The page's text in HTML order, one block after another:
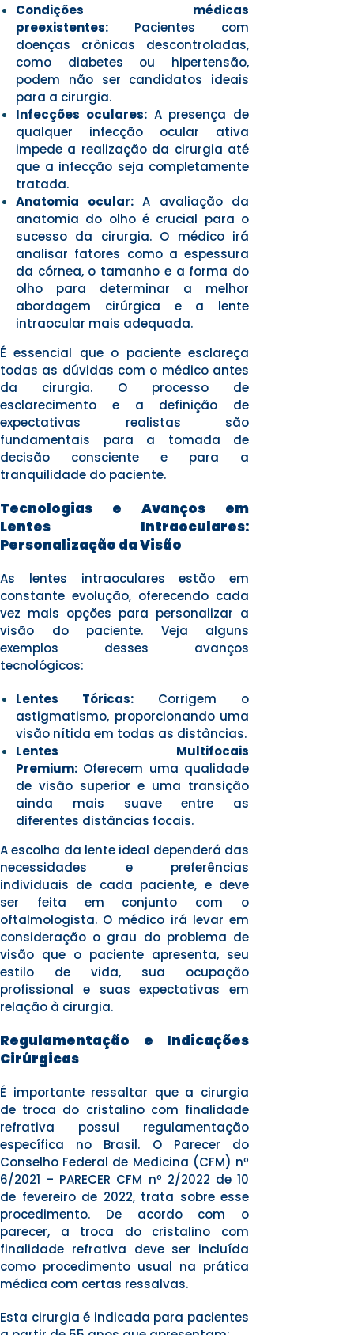
Condições médicas
preexistentes: Pacientes com
doenças crônicas descontroladas,
como diabetes ou hipertensão,
podem não ser candidatos ideais
para a cirurgia.
Infecções oculares:A presença de
qualquer infecção ocular ativa
impede a realização da cirurgia até
que a infecção seja completamente
tratada.
Anatomia ocular:A avaliação da
anatomia do olho é crucial para o
sucesso da cirurgia. O médico irá
analisar fatores como a espessura
da córnea, o tamanho e a forma do
olho para determinar a melhor
abordagem cirúrgica e a lente
intraocular mais adequada.
É essencial que o paciente esclareça
todas as dúvidas com o médico antes
da cirurgia. O processo de
esclarecimento e a definição de
expectativas realistas são
fundamentais para a tomada de
decisão consciente e para a
tranquilidade do paciente.
Tecnologias e Avanços em
Lentes Intraoculares:
Personalização da Visão
As lentes intraoculares estão em
constante evolução, oferecendo cada
vez mais opções para personalizar a
visão do paciente. Veja alguns
exemplos desses avanços
tecnológicos:
Lentes Tóricas: Corrigem o
astigmatismo, proporcionando uma
visão nítida em todas as distâncias.
Lentes Multifocais
Premium: Oferecem uma qualidade
de visão superior e uma transição
ainda mais suave entre as
diferentes distâncias focais.
A escolha da lente ideal dependerá das
necessidades e preferências
individuais de cada paciente, e deve
ser feita em conjunto com o
oftalmologista. O médico irá levar em
consideração o grau do problema de
visão que o paciente apresenta, seu
estilo de vida, sua ocupação
profissional e suas expectativas em
relação à cirurgia.
Regulamentação e Indicações
Cirúrgicas
É importante ressaltar que a cirurgia
de troca do cristalino com finalidade
refrativa possui regulamentação
específica no Brasil. O Parecer do
Conselho Federal de Medicina (CFM) nº
6/2021 – PARECER CFM nº 2/2022 de 10
de fevereiro de 2022, trata sobre esse
procedimento. De acordo com o
parecer, a troca do cristalino com
finalidade refrativa deve ser incluída
como procedimento usual na prática
médica com certas ressalvas.
Esta cirurgia é indicada para pacientes